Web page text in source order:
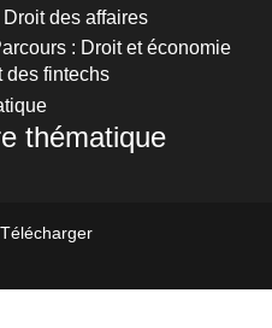
Droit des affaires
: Droit et économie
des fintechs
thématique
Télécharger